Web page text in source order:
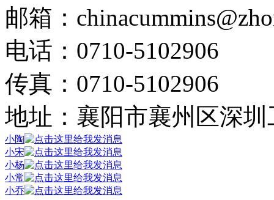
邮箱：
电话：0710-5102906
传真：0710-5102906
地址：襄阳市襄州区深
小陶
小宋
小杨
小常
小乔